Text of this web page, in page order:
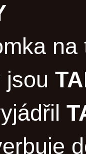
jsou